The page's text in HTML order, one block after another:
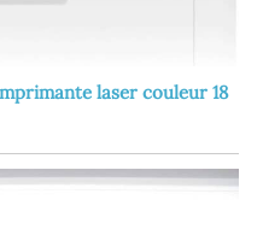
laser couleur 18